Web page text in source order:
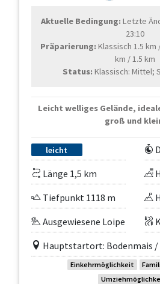
Aktuelle Bedingung: Letzte
23:10
Präparierung: Klassisch 1.5 km
km / 1.5 km
Status: Klassisch: Mittel;
Leicht welliges Gelände,
groß und
leicht
Länge 1,5 km
Tiefpunkt 1118 m
Ausgewiesene Loipe
Hauptstartort: Bodenmais /
Einkehrmöglichkeit